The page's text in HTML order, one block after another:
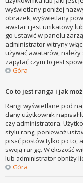
wyświetlany poniżej
obrazek, wyświetlany
awatar i jest unikatowy
go ustawić w panelu
administrator witryny
używać awatarów,
zapytać czym to jest
Góra
Co to jest ranga i jak
Rangi wyświetlane pod
dany użytkownik napisał
czy administratora.
stylu rang, ponieważ
pisać postów tylko po to,
swoją rangę. Większość
lub administrator obniży
Góra